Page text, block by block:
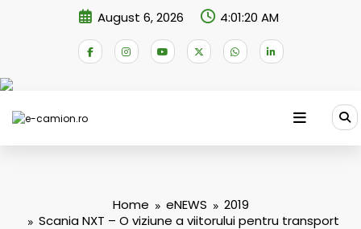
August 6, 2026 4:01:21 AM
Home eNEWS
2019
Scania NXT – O viziune a viitorului pentru transport